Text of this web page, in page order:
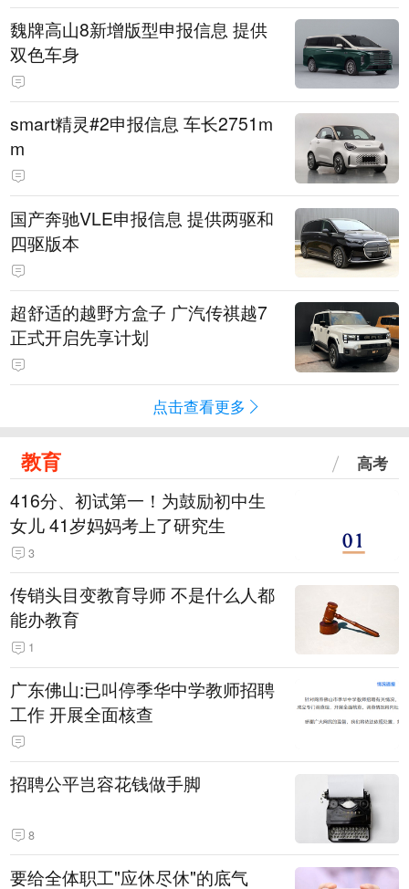
魏牌高山8新增版型申报信息 提供
双色车身
smart精灵#2申报信息 车长2751m
m
国产奔驰VLE申报信息 提供两驱和
四驱版本
超舒适的越野方盒子 广汽传祺越7
正式开启先享计划
点击查看更多
教育 高考
416分、初试第一！为鼓励初中生
女儿 41岁妈妈考上了研究生
3
传销头目变教育导师 不是什么人都
能办教育
1
广东佛山:已叫停季华中学教师招聘
工作 开展全面核查
招聘公平岂容花钱做手脚
8
要给全体职工"应休尽休"的底气